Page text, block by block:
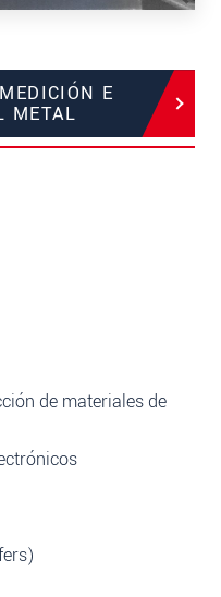
E
METAL
de materiales de